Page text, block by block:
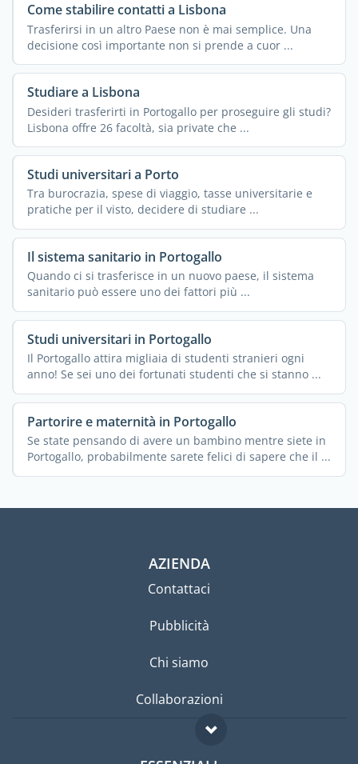
Come stabilire contatti a Lisbona
Trasferirsi in un altro Paese non è mai semplice. Una
decisione così importante non si prende a cuor ...
Studiare a Lisbona
Desideri trasferirti in Portogallo per proseguire gli studi?
Lisbona offre 26 facoltà, sia private che ...
Studi universitari a Porto
Tra burocrazia, spese di viaggio, tasse universitarie e
pratiche per il visto, decidere di studiare ...
Il sistema sanitario in Portogallo
Quando ci si trasferisce in un nuovo paese, il sistema
sanitario può essere uno dei fattori più ...
Studi universitari in Portogallo
Il Portogallo attira migliaia di studenti stranieri ogni
anno! Se sei uno dei fortunati studenti che si stanno ...
Partorire e maternità in Portogallo
Se state pensando di avere un bambino mentre siete in
Portogallo, probabilmente sarete felici di sapere che il ...
AZIENDA
Contattaci
Pubblicità
Chi siamo
Collaborazioni